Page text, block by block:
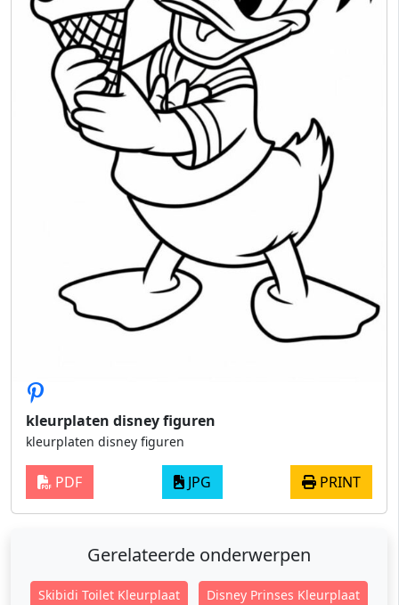
kleurplaten disney figuren
kleurplaten disney figuren
PDF JPG PRINT
Gerelateerde onderwerpen
Skibidi Toilet Kleurplaat
Disney Prinses Kleurplaat